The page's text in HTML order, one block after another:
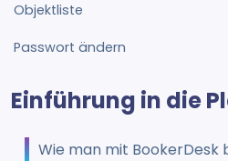
Objektliste
Passwort ändern
Einführung in die
Wie man mit BookerDesk